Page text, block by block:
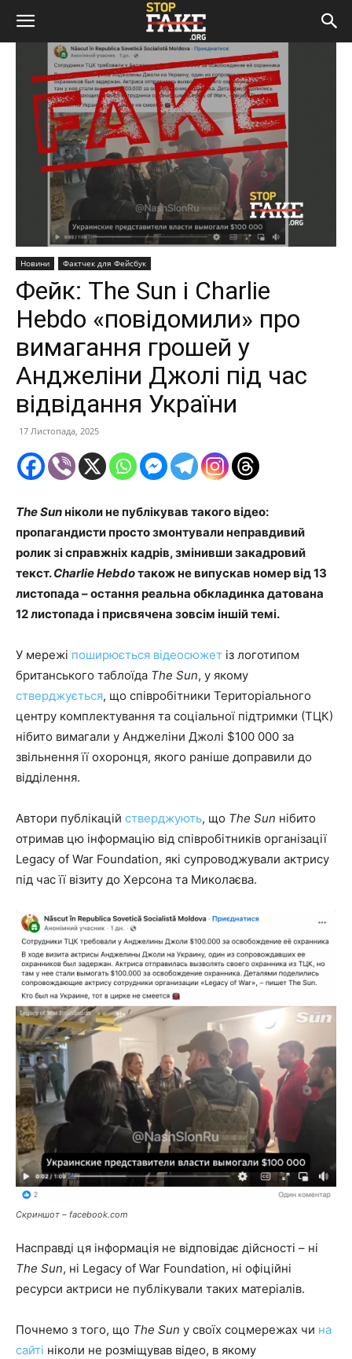
Новини Фактчек для Фейсбук
Фейк: The Sun і Charlie
Hebdo «повідомили» про
вимагання грошей у
Анджеліни Джолі під час
відвідання України
17 Листопада, 2025
The Sunніколи не публікував такого відео:
пропагандисти просто змонтували неправдивий
ролик зі справжніх кадрів, змінивши закадровий
текст.Charlie Hebdoтакож не випускав номер від 13
листопада – остання реальна обкладинка датована
12 листопада і присвячена зовсім іншій темі.
У мережі поширюється відеосюжет із логотипом
британського таблоїда The Sun, у якому
стверджується, що співробітники Територіального
центру комплектування та соціальної підтримки (ТЦК)
нібито вимагали у Анджеліни Джолі $100 000 за
звільнення її охоронця, якого раніше доправили до
відділення.
Автори публікацій стверджують, що The Sun нібито
отримав цю інформацію від співробітників організації
Legacy of War Foundation, які супроводжували актрису
під час її візиту до Херсона та Миколаєва.
Скриншот – facebook.com
Насправді ця інформація не відповідає дійсності – ні
The Sun, ні Legacy of War Foundation, ні офіційні
ресурси актриси не публікували таких матеріалів.
Почнемо з того, що The Sun у своїх соцмережах чи на
сайті ніколи не розміщував відео, в якому